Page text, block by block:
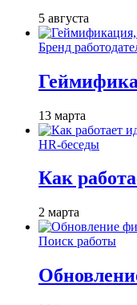
5 августа
Бренд
13 марта
HR-беседы
Как
2 марта
Поиск работы